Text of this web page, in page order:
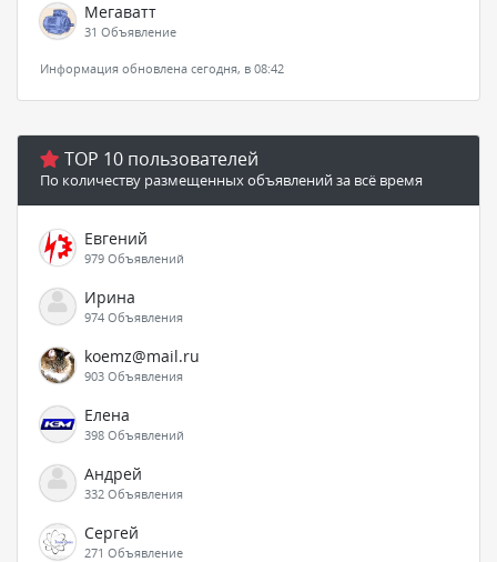
Мегаватт
31 Объявление
Информация обновлена сегодня, в 08:42
TOP 10 пользователей
По количеству размещенных объявлений за всё время
Евгений
979 Объявлений
Ирина
974 Объявления
koemz@mail.ru
903 Объявления
Елена
398 Объявлений
Андрей
332 Объявления
Сергей
271 Объявление